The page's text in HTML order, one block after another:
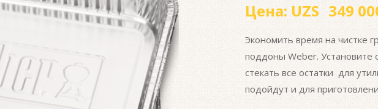
Цена: UZS 349
Экономить время на чистке
поддоны Weber. Установите
стекать все остатки для
подойдут и для